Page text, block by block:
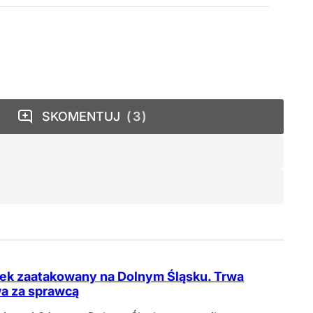
SKOMENTUJ 3
zaatakowany na Dolnym Śląsku. Trwa
za sprawcą